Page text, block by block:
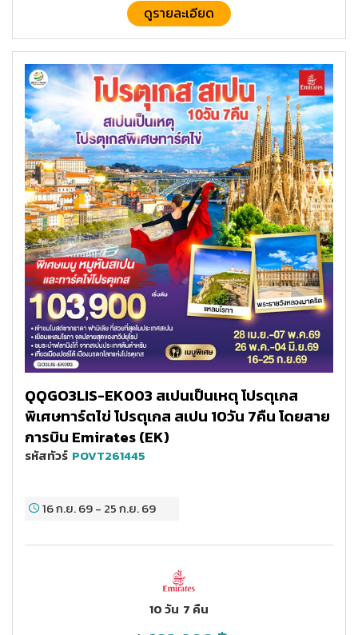
ดูรายละเอียด
QQGO3LIS-EK003 สเปนเป็นเหตุ โปรตุเกส
พิเศษทาร์ตไข่ โปรตุเกส สเปน 10วัน 7คืน โดยสาย
การบิน Emirates (EK)
รหัสทัวร์ POVT261445
16 ก.ย. 69- 25 ก.ย. 69
10 วัน 7 คืน